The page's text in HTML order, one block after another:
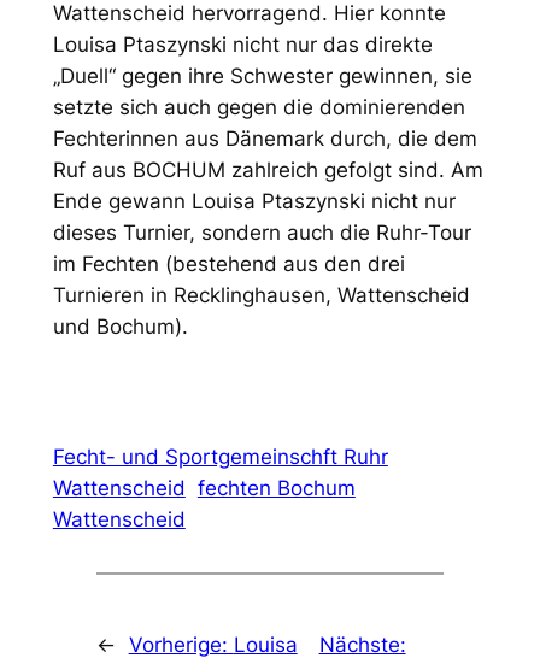
Wattenscheid hervorragend. Hier konnte
Louisa Ptaszynski nicht nur das direkte
„Duell“ gegen ihre Schwester gewinnen, sie
setzte sich auch gegen die dominierenden
Fechterinnen aus Dänemark durch, die dem
Ruf aus BOCHUM zahlreich gefolgt sind. Am
Ende gewann Louisa Ptaszynski nicht nur
dieses Turnier, sondern auch die Ruhr-Tour
im Fechten (bestehend aus den drei
Turnieren in Recklinghausen, Wattenscheid
und Bochum).
Fecht- und Sportgemeinschft Ruhr
Wattenscheid fechten Bochum
Wattenscheid
← Vorherige: Louisa
Nächste: